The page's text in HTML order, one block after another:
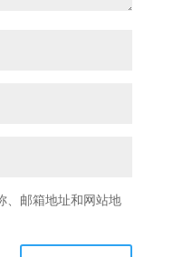
、邮箱地址和网站地